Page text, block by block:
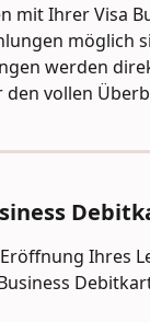
mit Ihrer Visa
möglich
werden
den vollen
Ihres